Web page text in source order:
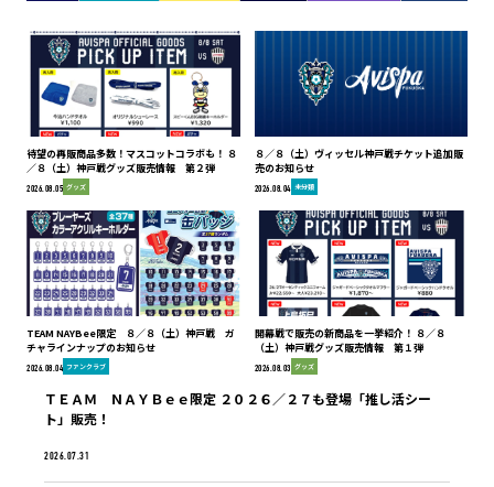
待望の再販商品多数！マスコットコラボも！ ８
／８（土）神戸戦グッズ販売情報 第２弾
2026.08.05 グッズ
８／８（土）ヴィッセル神戸戦チケット追加販
売のお知らせ
2026.08.04 未分類
TEAM NAYBee限定 ８／８（土）神戸戦 ガ
チャラインナップのお知らせ
2026.08.04 ファンクラブ
開幕戦で販売の新商品を一挙紹介！ ８／８
（土）神戸戦グッズ販売情報 第１弾
2026.08.03 グッズ
2026.07.31
ＴＥＡＭ ＮＡＹＢｅｅ限定 ２０２６／２７も登場「推し活シー
ト」販売！